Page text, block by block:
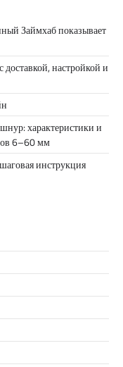
Займхаб показывает
настройкой и
характеристики и
6–60 мм
инструкция